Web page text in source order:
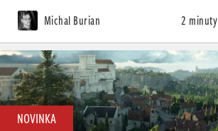
Michal Burian 2 minuty
NOVINKA